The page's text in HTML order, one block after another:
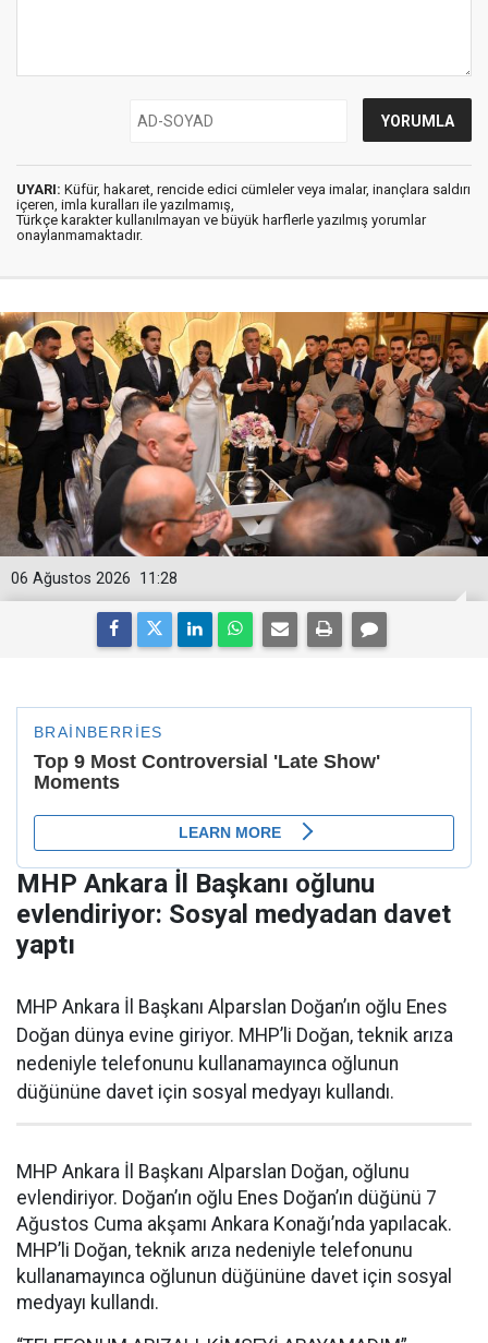
UYARI: Küfür, hakaret, rencide edici cümleler veya imalar, inançlara saldırı
içeren, imla kuralları ile yazılmamış,
Türkçe karakter kullanılmayan ve büyük harflerle yazılmış yorumlar
onaylanmamaktadır.
11:28
06 Ağustos 2026
MHP Ankara İl Başkanı oğlunu
evlendiriyor: Sosyal medyadan davet
yaptı
MHP Ankara İl Başkanı Alparslan Doğan’ın oğlu Enes
Doğan dünya evine giriyor. MHP’li Doğan, teknik arıza
nedeniyle telefonunu kullanamayınca oğlunun
düğününe davet için sosyal medyayı kullandı.
MHP Ankara İl Başkanı Alparslan Doğan, oğlunu
evlendiriyor. Doğan’ın oğlu Enes Doğan’ın düğünü 7
Ağustos Cuma akşamı Ankara Konağı’nda yapılacak.
MHP’li Doğan, teknik arıza nedeniyle telefonunu
kullanamayınca oğlunun düğününe davet için sosyal
medyayı kullandı.